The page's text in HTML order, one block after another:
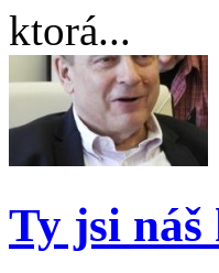
ktorá...
Ty jsi